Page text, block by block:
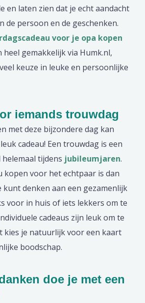
en laten zien dat je echt aandacht
de persoon en de geschenken.
voor je opa kopen
gemakkelijk via Humk.nl,
keuze in leuke en persoonlijke
iemands trouwdag
met deze bijzondere dag kan
cadeau! Een trouwdag is een
helemaal tijdens jubileumjaren.
kopen voor het echtpaar is dan
kunt denken aan een gezamenlijk
voor in huis of iets lekkers om te
cadeaus zijn leuk om te
kies je natuurlijk voor een kaart
boodschap.
doe je met een